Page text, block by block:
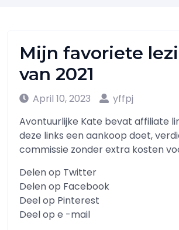
Mijn favoriete
van 2021
April 10, 2023
yffpj
Avontuurlijke Kate bevat affiliate
deze links een aankoop doet,
commissie zonder extra kosten
Delen op Twitter
Delen op Facebook
Deel op Pinterest
Deel op e -mail